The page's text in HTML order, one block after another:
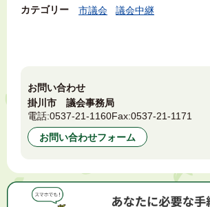
カテゴリー 市議会 議会中継
お問い合わせ
掛川市 議会事務局
電話:0537-21-1160Fax:0537-21-1171
お問い合わせフォーム